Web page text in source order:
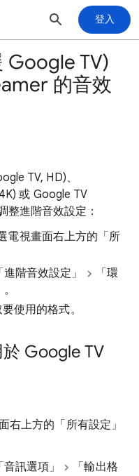
登入
Google TV)
的音效
TV, HD)、
或 Google TV
進階音效設定：
電視畫面右上方的「所
「進階音效設定」
「環
。
使用的格式。
Google TV
右上方的「所有設定」
「音訊選項」
「輸出格